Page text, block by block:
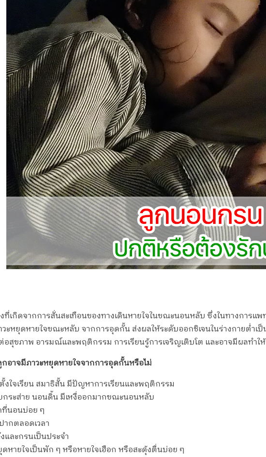
ที่เกิดจากการสั่นสะเทือนของทางเดินหายใจในขณะนอนหลับ ซึ่งในทางกา
วะหยุดหายใจขณะหลับ จากการอุดกั้น ส่งผลให้ระดับออกชิเจนในร่างกายต่
อสุขภาพ อารมณ์และพฤติกรรม การเรียนรู้การเจริญเติบโต และอาจมีผลทำใ
กอาจมีภาวะหยุดหายใจจากการอุดกั้นหรือไม่
งใจเรียน สมาธิสั้น มีปัญหาการเรียนและพฤติกรรม
ระส่าย นอนดิ้น มีเหงื่ออกมากขณะนอนหลับ
ที่นอนบ่อย ๆ
ากตลอดเวลา
และกรนเป็นประจำ
หายใจเป็นพัก ๆ หรือหายใจเฮือก หรือสะดุ้งตื่นบ่อย ๆ